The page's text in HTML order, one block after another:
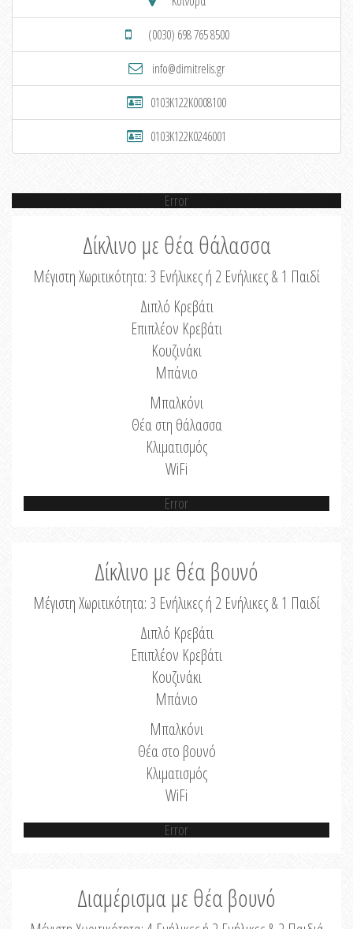
(0030) 698 765 8500
info@dimitrelis.gr
0103K122K0008100
0103K122K0246001
Error
Δίκλινο με θέα θάλασσα
Μέγιστη Χωριτικότητα: 3 Ενήλικες ή 2 Ενήλικες & 1 Παιδί
Διπλό Κρεβάτι
Επιπλέον Κρεβάτι
Κουζινάκι
Μπάνιο
Μπαλκόνι
Θέα στη θάλασσα
Κλιματισμός
WiFi
Error
Δίκλινο με θέα βουνό
Μέγιστη Χωριτικότητα: 3 Ενήλικες ή 2 Ενήλικες & 1 Παιδί
Διπλό Κρεβάτι
Επιπλέον Κρεβάτι
Κουζινάκι
Μπάνιο
Μπαλκόνι
Θέα στο βουνό
Κλιματισμός
WiFi
Error
Διαμέρισμα με θέα βουνό